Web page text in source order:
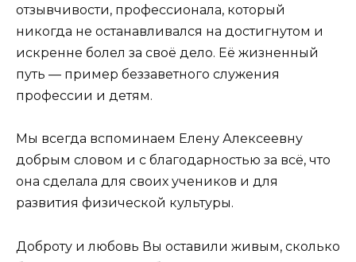
отзывчивости, профессионала, который
никогда не останавливался на достигнутом и
искренне болел за своё дело. Её жизненный
путь — пример беззаветного служения
профессии и детям.
Мы всегда вспоминаем Елену Алексеевну
добрым словом и с благодарностью за всё, что
она сделала для своих учеников и для
развития физической культуры.
Доброту и любовь Вы оставили живым, сколько